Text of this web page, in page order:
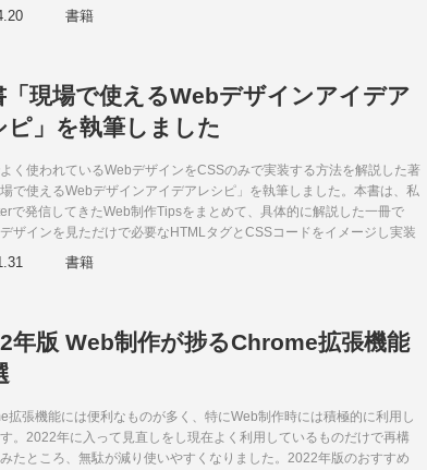
書籍
「現場で使えるWebデザインアイデア
ピ」を執筆しました
く使われているWebデザインをCSSのみで実装する方法を解説した著
で使えるWebデザインアイデアレシピ」を執筆しました。本書は、私
で発信してきたWeb制作Tipsをまとめて、具体的に解説した一冊で
ザインを見ただけで必要なHTMLタグとCSSコードをイメージし実装
うになる」をテーマに、Twitterでは紹介しきれなかったデザインアイ
画像とともに詳しく解説しています。
書籍
年版 Web制作が捗るChrome拡張機能
拡張機能には便利なものが多く、特にWeb制作時には積極的に利用し
。2022年に入って見直しをし現在よく利用しているものだけで再構
たところ、無駄が減り使いやすくなりました。2022年版のおすすめ